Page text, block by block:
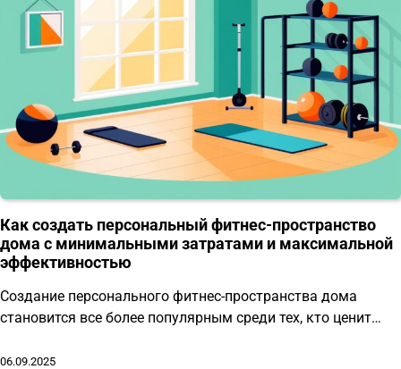
Как создать персональный фитнес-пространство
дома с минимальными затратами и максимальной
эффективностью
Создание персонального фитнес-пространства дома
становится все более популярным среди тех, кто ценит…
06.09.2025